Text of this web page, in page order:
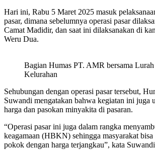
Hari ini, Rabu 5 Maret 2025 masuk
pasar, dimana sebelumnya operasi pasar
Camat Madidir, dan saat ini dilaksanakan di
Weru Dua.
Bagian Humas PT. AMR bersama Lurah
Kelurahan
Sehubungan dengan operasi pasar tersebut,
Suwandi mengatakan bahwa kegiatan ini juga
harga dan pasokan minyakita di pasaran.
“Operasi pasar ini juga dalam rangka
keagamaan (HBKN) sehingga masyarakat bisa
pokok dengan harga terjangkau”, kata